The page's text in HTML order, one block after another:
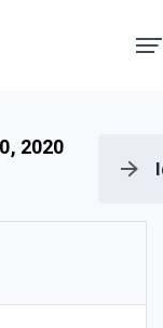
2020